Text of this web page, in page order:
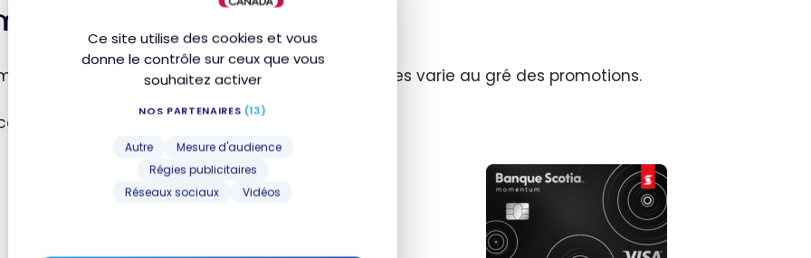
Ce site utilise des cookies et vous
donne le contrôle sur ceux que vous
souhaitez activer
NOS PARTENAIRES (13)
Autre
Mesure d'audience
Régies publicitaires
Réseaux sociaux
Vidéos
de bienvenue
de bienvenue offerte par chacune de ces cartes varie au gré des promotions.
l’offre actuelle est structurée: